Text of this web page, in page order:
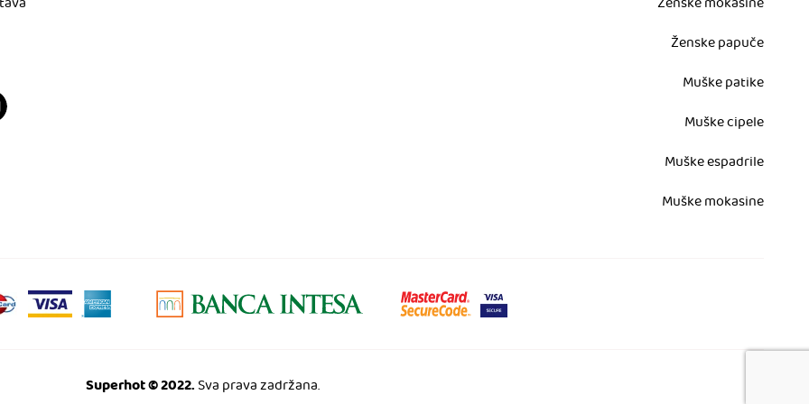
Ženske papuče
Muške patike
Muške cipele
Muške espadrile
Muške mokasine
Superhot © 2022. Sva prava zadržana.